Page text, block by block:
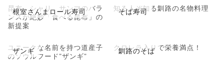
根室さんまロール寿司
昆布、シャリ、サンマのバラ
ンスが絶妙「食べる昆布」の
新提案
そば寿司
知る人ぞ知る釧路の名物料理
ザンギ
ユニークな名前を持つ道産子
のソウルフード”ザンギ”
釧路のそば
クロレラ入りで栄養満点！